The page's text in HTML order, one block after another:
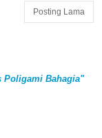
Posting Lama
Poligami Bahagia"